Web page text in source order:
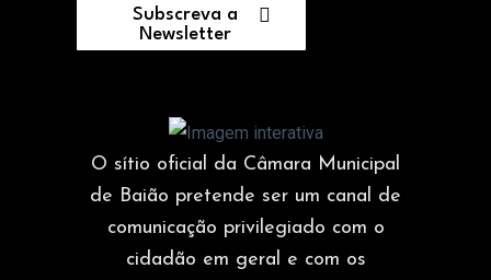
Subscreva a
Newsletter
O sítio oficial da Câmara Municipal
de Baião pretende ser um canal de
comunicação privilegiado com o
cidadão em geral e com os